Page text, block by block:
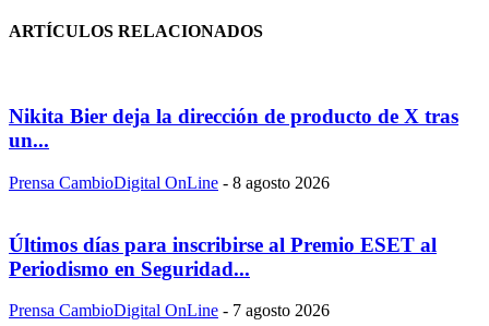
ARTÍCULOS RELACIONADOS
Nikita Bier deja la dirección de producto de X tras
un...
Prensa CambioDigital OnLine - 8 agosto 2026
Últimos días para inscribirse al Premio ESET al
Periodismo en Seguridad...
Prensa CambioDigital OnLine - 7 agosto 2026